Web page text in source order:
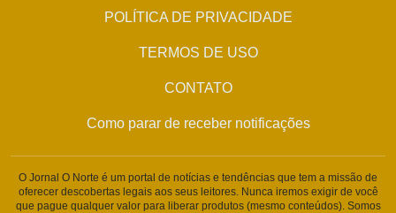
POLÍTICA DE PRIVACIDADE
TERMOS DE USO
CONTATO
Como parar de receber notificações
O Jornal O Norte é um portal de notícias e tendências que tem a missão de
oferecer descobertas legais aos seus leitores. Nunca iremos exigir de você
que pague qualquer valor para liberar produtos (mesmo conteúdos). Somos